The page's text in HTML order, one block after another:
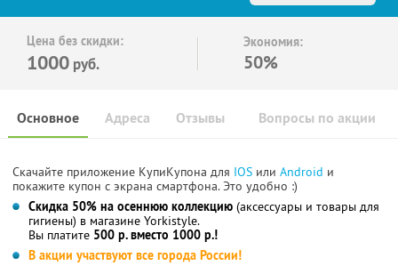
Цена без скидки:
1000 руб.
Экономия:
50%
Основное Отзывы Вопросы по акции
Адреса
Скачайте приложение КупиКупона для IOS или Android и
покажите купон с экрана смартфона. Это удобно :)
Скидка 50% на осеннюю коллекцию (аксессуары и товары для
гигиены) в магазине Yorkistyle.
Вы платите 500 р. вместо 1000 р.!
В акции участвуют все города России!